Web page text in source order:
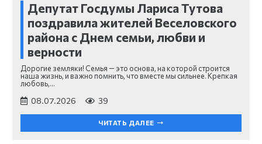
Депутат Госдумы Лариса Тутова
поздравила жителей Веселовского
района с Днем семьи, любви и
верности
Дорогие земляки! Семья — это основа, на которой строится
наша жизнь, и важно помнить, что вместе мы сильнее. Крепкая
любовь,…
08.07.2026 39
ЧИТАТЬ ДАЛЕЕ